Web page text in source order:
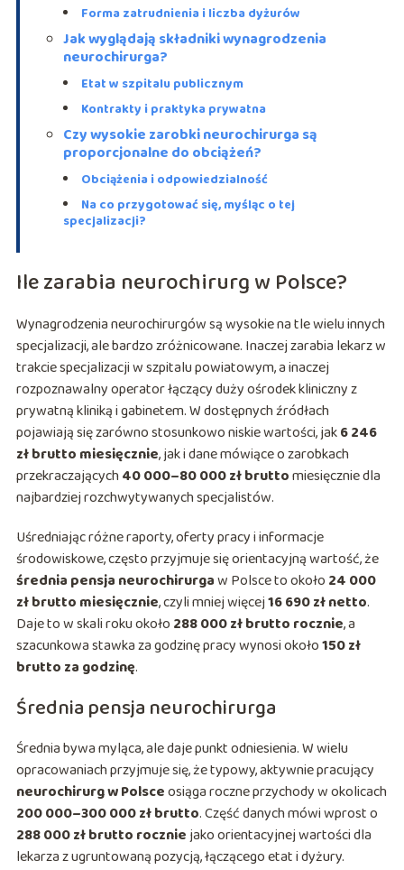
Forma zatrudnienia i liczba dyżurów
Jak wyglądają składniki wynagrodzenia
neurochirurga?
Etat w szpitalu publicznym
Kontrakty i praktyka prywatna
Czy wysokie zarobki neurochirurga są
proporcjonalne do obciążeń?
Obciążenia i odpowiedzialność
Na co przygotować się, myśląc o tej
specjalizacji?
Ile zarabia neurochirurg w Polsce?
Wynagrodzenia neurochirurgów są wysokie na tle wielu innych
specjalizacji, ale bardzo zróżnicowane. Inaczej zarabia lekarz w
trakcie specjalizacji w szpitalu powiatowym, a inaczej
rozpoznawalny operator łączący duży ośrodek kliniczny z
prywatną kliniką i gabinetem. W dostępnych źródłach
pojawiają się zarówno stosunkowo niskie wartości, jak6 246
zł brutto miesięcznie, jak i dane mówiące o zarobkach
przekraczających40 000–80 000 zł bruttomiesięcznie dla
najbardziej rozchwytywanych specjalistów.
Uśredniając różne raporty, oferty pracy i informacje
środowiskowe, często przyjmuje się orientacyjną wartość, że
średnia pensja neurochirurgaw Polsce to około 24 000
zł brutto miesięcznie, czyli mniej więcej16 690 zł netto.
Daje to w skali roku około 288 000 zł brutto rocznie, a
szacunkowa stawka za godzinę pracy wynosi około150 zł
brutto za godzinę.
Średnia pensja neurochirurga
Średnia bywa myląca, ale daje punkt odniesienia. W wielu
opracowaniach przyjmuje się, że typowy, aktywnie pracujący
neurochirurg w Polsceosiąga roczne przychody w okolicach
200 000–300 000 zł brutto. Część danych mówi wprost o
288 000 zł brutto roczniejako orientacyjnej wartości dla
lekarza z ugruntowaną pozycją, łączącego etat i dyżury.